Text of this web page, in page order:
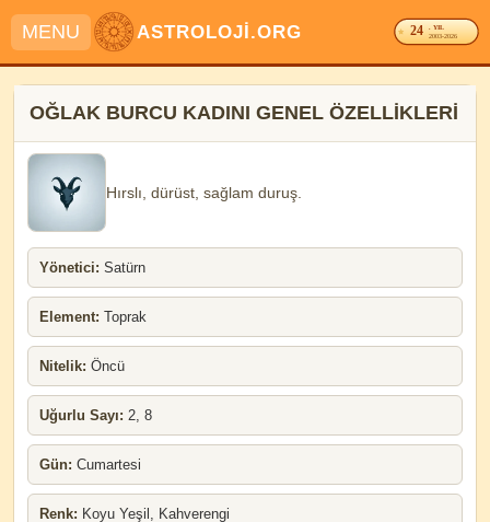
MENU ASTROLOJİ.ORG 24 . YIL
2003-2026
OĞLAK BURCU KADINI GENEL ÖZELLİKLERİ
Hırslı, dürüst, sağlam duruş.
Yönetici: Satürn
Element: Toprak
Nitelik: Öncü
Uğurlu Sayı: 2, 8
Gün: Cumartesi
Renk: Koyu Yeşil, Kahverengi